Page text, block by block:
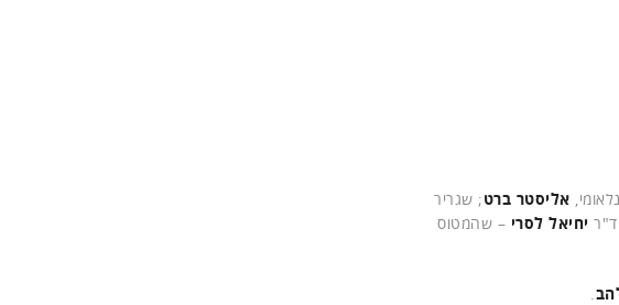
אליסטר ברט; שגריר
ד"ר יחיאל לסרי – שהמטוס
.